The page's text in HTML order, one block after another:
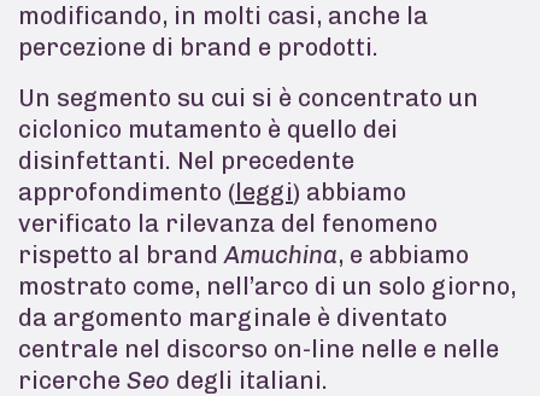
modificando, in molti casi, anche la
percezione di brand e prodotti.
Un segmento su cui si è concentrato un
ciclonico mutamento è quello dei
disinfettanti. Nel precedente
approfondimento (leggi) abbiamo
verificato la rilevanza del fenomeno
rispetto al brandAmuchina, e abbiamo
mostrato come, nell’arco di un solo giorno,
da argomento marginale è diventato
centrale nel discorso on-line nelle e nelle
ricerche Seo degli italiani.